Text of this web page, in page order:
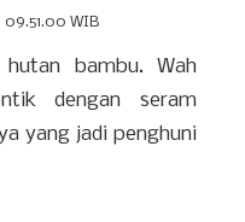
09.51.00 WIB
bambu. Wah
dengan seram
yang jadi penghuni